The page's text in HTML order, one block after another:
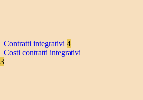
Contratti integrativi 4
Costi contratti integrativi
3